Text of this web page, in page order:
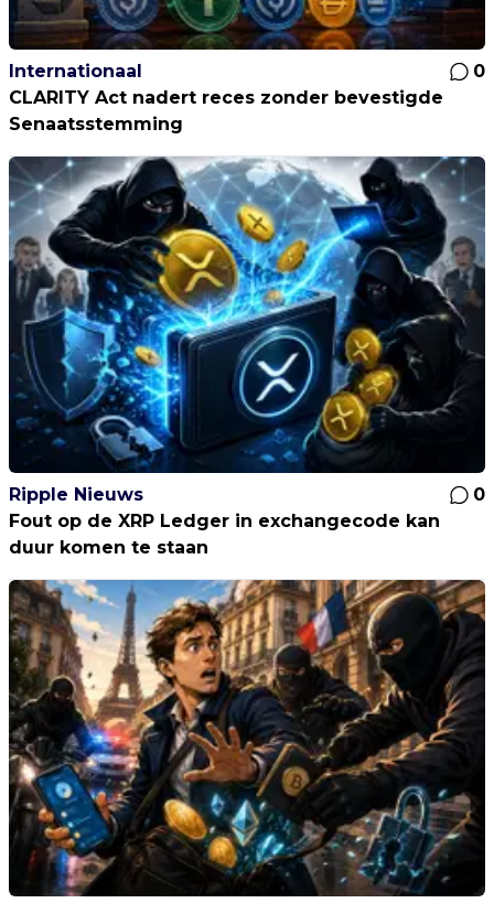
Internationaal
0
CLARITY Act nadert reces zonder bevestigde
Senaatsstemming
Ripple Nieuws
0
Fout op de XRP Ledger in exchangecode kan
duur komen te staan